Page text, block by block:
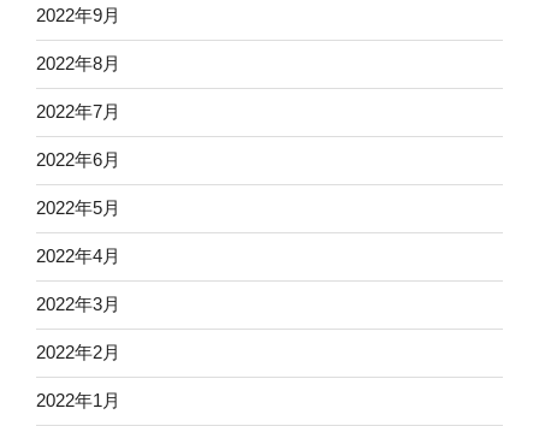
2022年9月
2022年8月
2022年7月
2022年6月
2022年5月
2022年4月
2022年3月
2022年2月
2022年1月